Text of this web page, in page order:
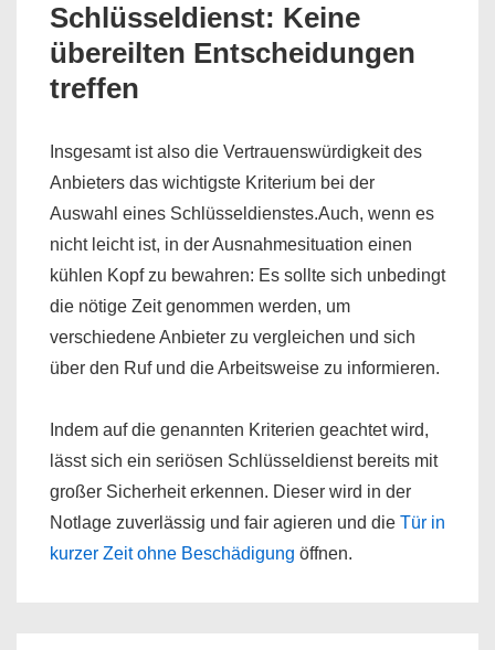
Schlüsseldienst: Keine
übereilten Entscheidungen
treffen
Insgesamt ist also die Vertrauenswürdigkeit des
Anbieters das wichtigste Kriterium bei der
Auswahl eines Schlüsseldienstes.Auch, wenn es
nicht leicht ist, in der Ausnahmesituation einen
kühlen Kopf zu bewahren: Es sollte sich unbedingt
die nötige Zeit genommen werden, um
verschiedene Anbieter zu vergleichen und sich
über den Ruf und die Arbeitsweise zu informieren.
Indem auf die genannten Kriterien geachtet wird,
lässt sich ein seriösen Schlüsseldienst bereits mit
großer Sicherheit erkennen. Dieser wird in der
Notlage zuverlässig und fair agieren und die Tür in
kurzer Zeit ohne Beschädigung öffnen.